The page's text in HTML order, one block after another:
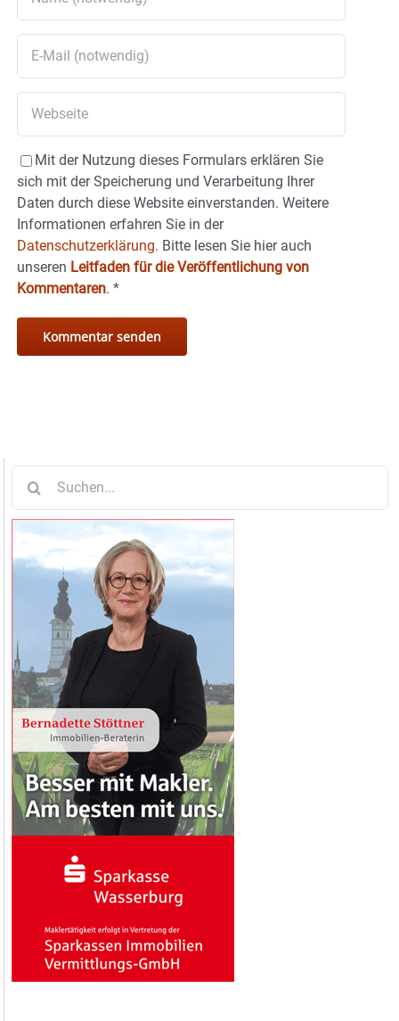
Mit der Nutzung dieses Formulars erklären Sie
sich mit der Speicherung und Verarbeitung Ihrer
Daten durch diese Website einverstanden. Weitere
Informationen erfahren Sie in der
Datenschutzerklärung. Bitte lesen Sie hier auch
unseren Leitfaden für die Veröffentlichung von
Kommentaren. *
nach: